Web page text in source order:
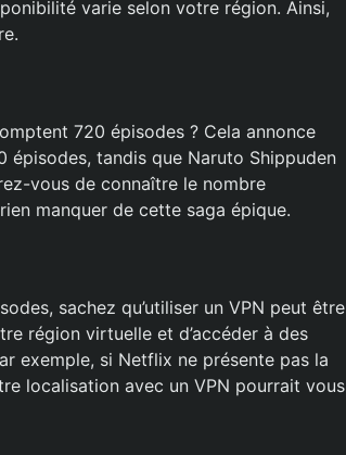
varie selon votre région. Ainsi,
720 épisodes ? Cela annonce
épisodes, tandis que Naruto Shippuden
vous de connaître le nombre
manquer de cette saga épique.
sachez qu’utiliser un VPN peut être
région virtuelle et d’accéder à des
exemple, si Netflix ne présente pas la
localisation avec un VPN pourrait vous